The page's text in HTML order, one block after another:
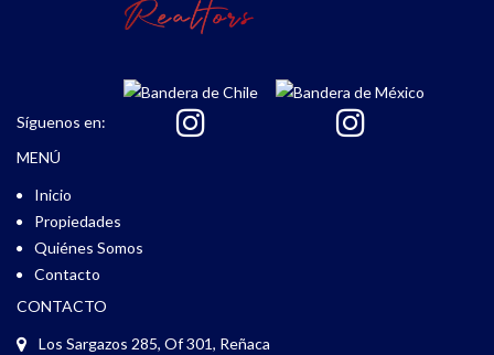
Síguenos en:
MENÚ
Inicio
Propiedades
Quiénes Somos
Contacto
CONTACTO
Los Sargazos 285, Of 301, Reñaca